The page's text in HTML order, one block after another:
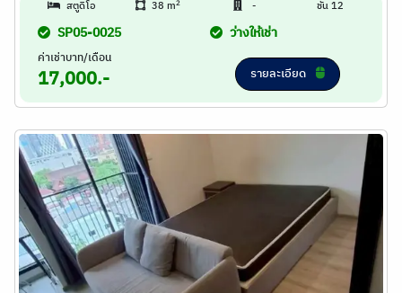
สตูดิโอ 38 m2 - ชั้น 12
SP05-0025 ว่างให้เช่า
ค่าเช่าบาท/เดือน
17,000.- รายละเอียด